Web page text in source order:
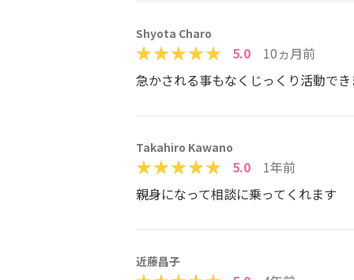
Shyota Charo
5.0
10ヵ月前
急かされる事もなくじっくり活動でき
Takahiro Kawano
5.0
1年前
親身になって相談に乗ってくれます
近藤昌子